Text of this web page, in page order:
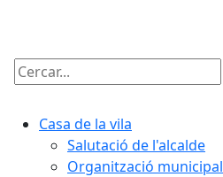
Cercar:
Casa de la vila
Salutació de l'alcalde
Organització municipal